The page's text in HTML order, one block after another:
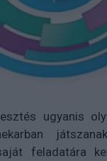
ugyanis
feladatára